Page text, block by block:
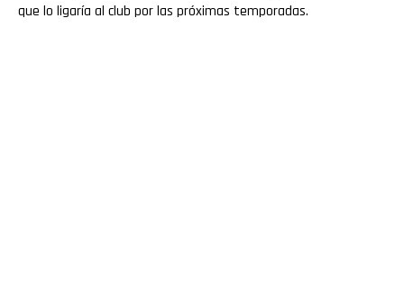
que lo ligaría al club por las próximas temporadas.